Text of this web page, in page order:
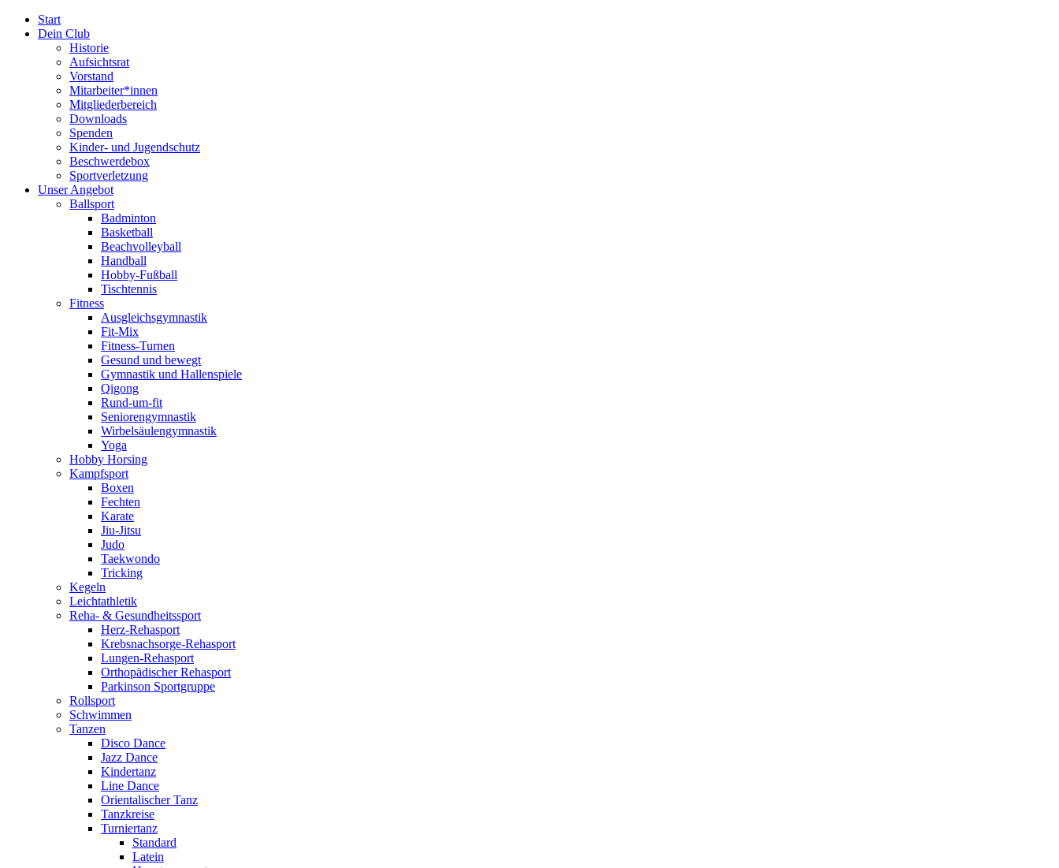
Start
Dein Club
Historie
Aufsichtsrat
Vorstand
Mitarbeiter*innen
Mitgliederbereich
Downloads
Spenden
Kinder- und Jugendschutz
Beschwerdebox
Sportverletzung
Unser Angebot
Ballsport
Badminton
Basketball
Beachvolleyball
Handball
Hobby-Fußball
Tischtennis
Fitness
Ausgleichsgymnastik
Fit-Mix
Fitness-Turnen
Gesund und bewegt
Gymnastik und Hallenspiele
Qigong
Rund-um-fit
Seniorengymnastik
Wirbelsäulengymnastik
Yoga
Hobby Horsing
Kampfsport
Boxen
Fechten
Karate
Jiu-Jitsu
Judo
Taekwondo
Tricking
Kegeln
Leichtathletik
Reha- & Gesundheitssport
Herz-Rehasport
Krebsnachsorge-Rehasport
Lungen-Rehasport
Orthopädischer Rehasport
Parkinson Sportgruppe
Rollsport
Schwimmen
Tanzen
Disco Dance
Jazz Dance
Kindertanz
Line Dance
Orientalischer Tanz
Tanzkreise
Turniertanz
Standard
Latein